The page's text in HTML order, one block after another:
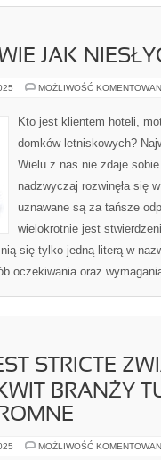
JAK
MOŻLIWOŚĆ
Kto jest klientem hoteli,
domków letniskowych?
Wielu z nas nie zdaje
nadzwyczaj rozwinęła się
uznawane są za tańsze
wielokrotnie jest
się tylko jedną literą w
oczekiwania oraz
STRICTE
BRANŻY
MOŻLIWOŚĆ